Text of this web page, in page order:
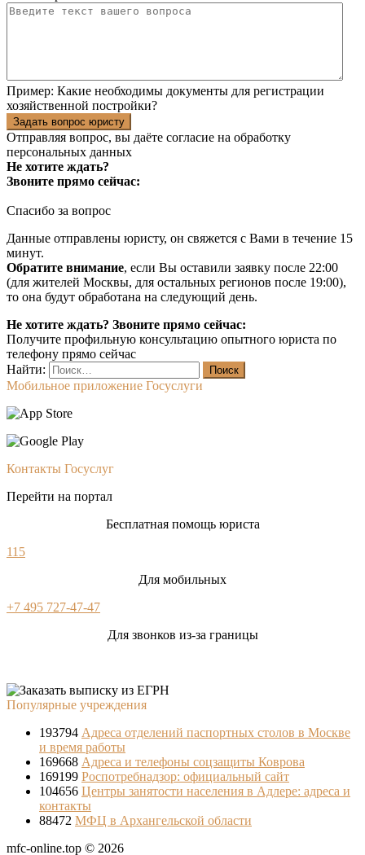
Пример: Какие необходимы документы для регистрации
хозяйственной постройки?
Задать вопрос юристу
Отправляя вопрос, вы даёте согласие на обработку
персональных данных
Не хотите ждать?
Звоните прямо сейчас:
Спасибо за вопрос
Данные отправлены юристу, он свяжется с Вами в течение 15
минут.
Обратите внимание, если Вы оставили заявку после 22:00
(для жителей Москвы, для остальных регионов после 19:00),
то она будут обработана на следующий день.
Не хотите ждать? Звоните прямо сейчас:
Получите профильную консультацию опытного юриста по
телефону прямо сейчас
Найти:
Мобильное приложение Госуслуги
Контакты Госуслуг
Перейти на портал
Бесплатная помощь юриста
115
Для мобильных
+7 495 727-47-47
Для звонков из-за границы
Популярные учреждения
193794 Адреса отделений паспортных столов в Москве
и время работы
169668 Адреса и телефоны соцзащиты Коврова
169199 Роспотребнадзор: официальный сайт
104656 Центры занятости населения в Адлере: адреса и
контакты
88472 МФЦ в Архангельской области
mfc-online.top © 2026